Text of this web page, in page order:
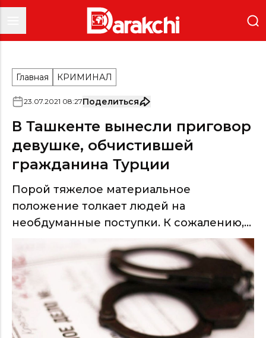
Главная КРИМИНАЛ
23.07.2021 08:27Поделиться
В Ташкенте вынесли приговор
девушке, обчистившей
гражданина Турции
Порой тяжелое материальное
положение толкает людей на
необдуманные поступки. К сожалению,...